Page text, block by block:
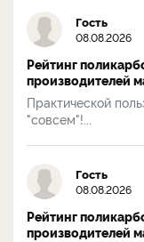
Гость
08.08.2026
Рейтинг
производителей
Практической
"совсем"!...
Гость
08.08.2026
Рейтинг
производителей